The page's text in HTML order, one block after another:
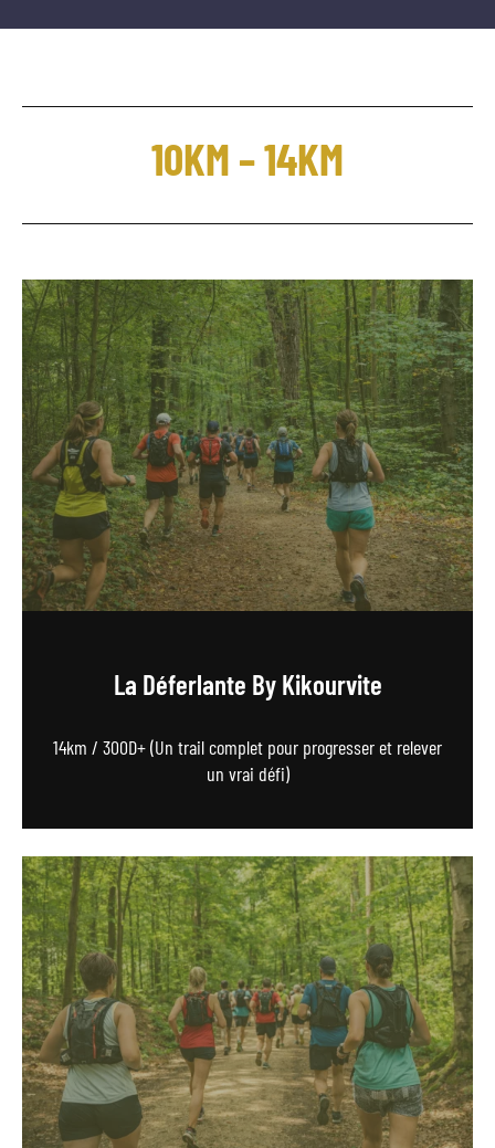
10KM – 14KM
La Déferlante By Kikourvite
14km / 300D+ (Un trail complet pour progresser et relever
un vrai défi)